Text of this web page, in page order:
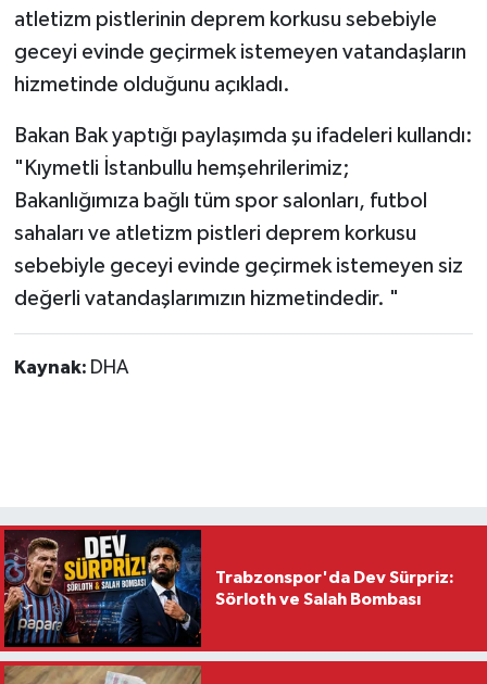
atletizm pistlerinin deprem korkusu sebebiyle
geceyi evinde geçirmek istemeyen vatandaşların
hizmetinde olduğunu açıkladı.
Bakan Bak yaptığı paylaşımda şu ifadeleri kullandı:
"Kıymetli İstanbullu hemşehrilerimiz;
Bakanlığımıza bağlı tüm spor salonları, futbol
sahaları ve atletizm pistleri deprem korkusu
sebebiyle geceyi evinde geçirmek istemeyen siz
değerli vatandaşlarımızın hizmetindedir. "
Kaynak: DHA
Trabzonspor'da Dev Sürpriz:
Sörloth ve Salah Bombası